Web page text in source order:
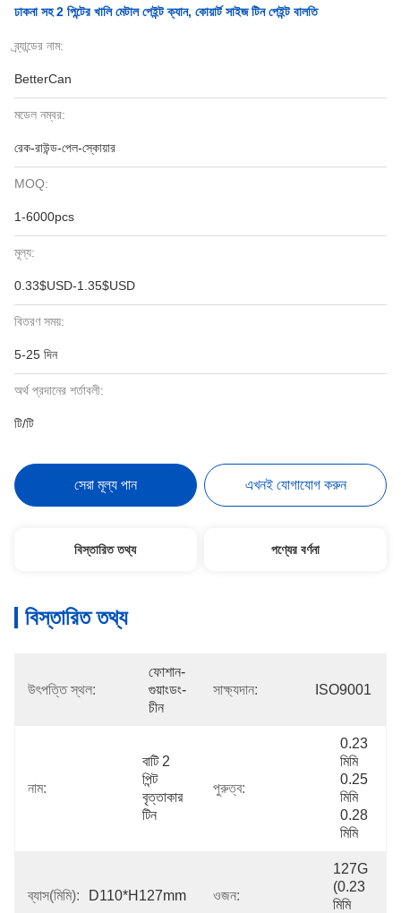
ঢাকনা সহ 2 পিন্টের খালি মেটাল পেইন্ট ক্যান, কোয়ার্ট সাইজ টিন পেইন্ট বালতি
ব্র্যান্ডের নাম:
BetterCan
মডেল নম্বর:
রেক-রাউন্ড-পেল-স্কোয়ার
MOQ:
1-6000pcs
মূল্য:
0.33$USD-1.35$USD
বিতরণ সময়:
5-25 দিন
অর্থ প্রদানের শর্তাবলী:
টি/টি
সেরা মূল্য পান এখনই যোগাযোগ করুন
বিস্তারিত তথ্য পণ্যের বর্ণনা
বিস্তারিত তথ্য
উৎপত্তি স্থল:
ফোশান-
গুয়াংডং-
চীন
সাক্ষ্যদান: ISO9001
নাম:
বাটি 2
পিন্ট
বৃত্তাকার
টিন
পুরুত্ব:
0.23
মিমি
0.25
মিমি
0.28
মিমি
ব্যাস(মিমি): D110*H127mm ওজন:
127G
(0.23
মিমি